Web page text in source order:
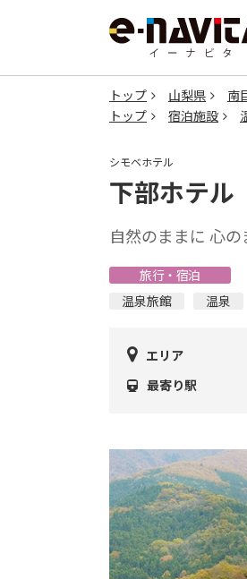
トップ 山梨県 南
トップ
宿泊施設
シモベホテル
下部ホテル
自然のままに 心の
旅行・宿泊
温泉旅館
温泉
エリア
最寄り駅